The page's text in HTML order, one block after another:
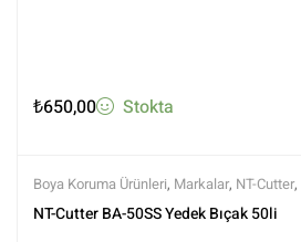
₺650,00 Stokta
Boya Koruma Ürünleri, Markalar, NT-Cutter,
Kaplama Ürünleri,Tüm Ürünler,Tüm Ürünler
NT-Cutter BA-50SS Yedek Bıçak 50li